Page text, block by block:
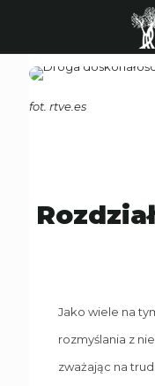
fot. rtve.es
Jako wiele na
rozmyślania z
zważając na